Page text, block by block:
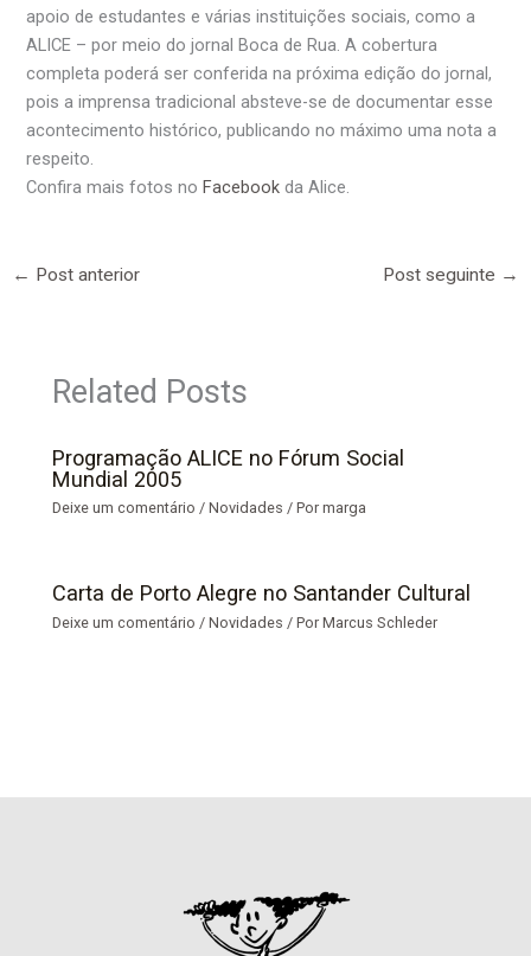
apoio de estudantes e várias instituições sociais, como a
ALICE – por meio do jornal Boca de Rua. A cobertura
completa poderá ser conferida na próxima edição do jornal,
pois a imprensa tradicional absteve-se de documentar esse
acontecimento histórico, publicando no máximo uma nota a
respeito.
Confira mais fotos noFacebookda Alice.
← Post anterior Post seguinte →
Related Posts
Programação ALICE no Fórum Social
Mundial 2005
Deixe um comentário /Novidades / Pormarga
Carta de Porto Alegre no Santander Cultural
Deixe um comentário /Novidades / PorMarcus Schleder